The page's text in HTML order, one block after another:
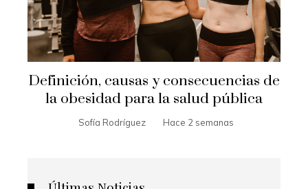
Definición, causas y consecuencias de
la obesidad para la salud pública
Sofía Rodríguez Hace 2 semanas